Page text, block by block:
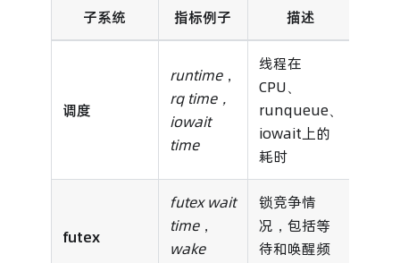
子系统 指标例子 描述
调度
runtime，
rq time，
iowait
time
线程在
CPU、
runqueue、
iowait上的
耗时
futex
futex wait
time，
wake
锁竞争情
况，包括等
待和唤醒频